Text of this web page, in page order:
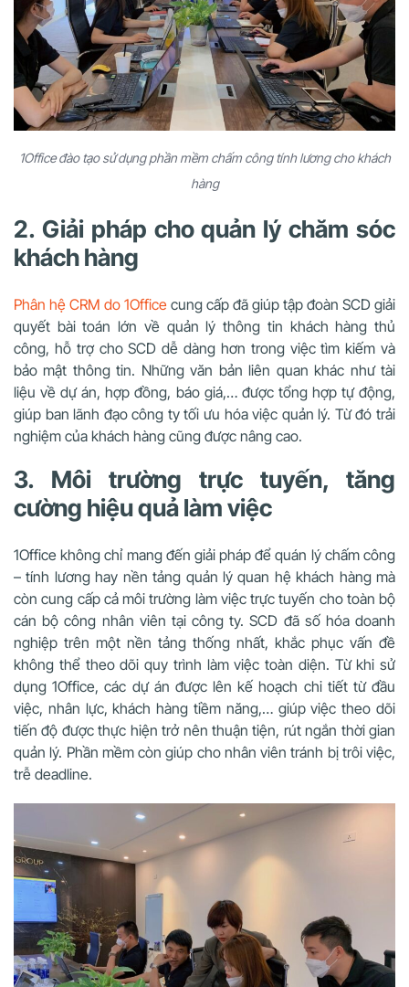
1Office đào tạo sử dụng phần mềm chấm công tính lương cho khách
hàng
2. Giải pháp cho quản lý chăm sóc
khách hàng
Phân hệ CRM do 1Office cung cấp đã giúp tập đoàn SCD giải
quyết bài toán lớn về quản lý thông tin khách hàng thủ
công, hỗ trợ cho SCD dễ dàng hơn trong việc tìm kiếm và
bảo mật thông tin. Những văn bản liên quan khác như tài
liệu về dự án, hợp đồng, báo giá,… được tổng hợp tự động,
giúp ban lãnh đạo công ty tối ưu hóa việc quản lý. Từ đó trải
nghiệm của khách hàng cũng được nâng cao.
3. Môi trường trực tuyến, tăng
cường hiệu quảlàm việc
1Office không chỉ mang đến giải pháp để quán lý chấm công
– tính lương hay nền tảng quản lý quan hệ khách hàng mà
còn cung cấp cả môi trường làm việc trực tuyến cho toàn bộ
cán bộ công nhân viên tại công ty. SCD đã số hóa doanh
nghiệp trên một nền tảng thống nhất, khắc phục vấn đề
không thể theo dõi quy trình làm việc toàn diện. Từ khi sử
dụng 1Office, các dự án được lên kế hoạch chi tiết từ đầu
việc, nhân lực, khách hàng tiềm năng,… giúp việc theo dõi
tiến độ được thực hiện trở nên thuận tiện, rút ngắn thời gian
quản lý. Phần mềm còn giúp cho nhân viên tránh bị trôi việc,
trễ deadline.